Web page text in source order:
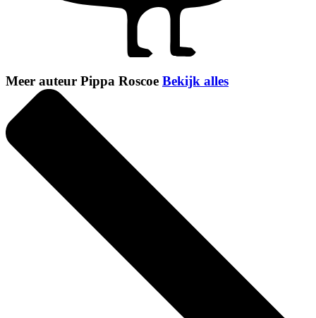
Meer auteur Pippa Roscoe Bekijk alles